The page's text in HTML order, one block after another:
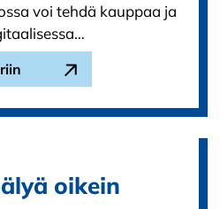
voi tehdä kauppaa ja
oikein